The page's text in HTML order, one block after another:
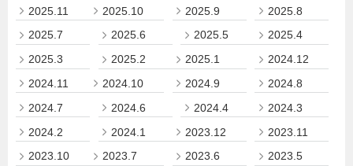
2025.11
2025.10 2025.9
2025.8
2025.7
2025.6 2025.5
2025.4
2025.3
2025.2 2025.1
2024.12
2024.11
2024.10 2024.9
2024.8
2024.7
2024.6 2024.4
2024.3
2024.2
2024.1 2023.12
2023.11
2023.10
2023.7 2023.6
2023.5